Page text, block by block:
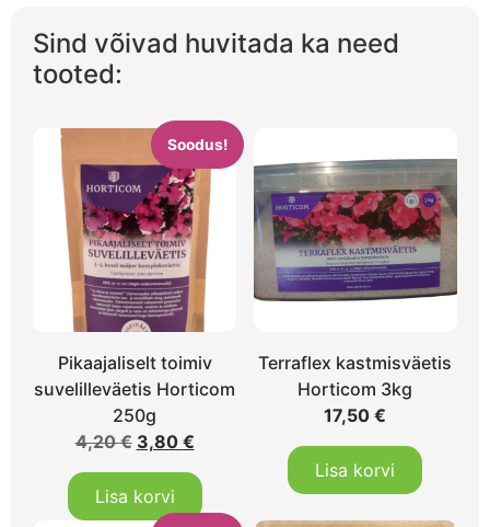
Sind võivad huvitada ka need
tooted:
Soodus!
Pikaajaliselt toimiv
suvelilleväetis Horticom
250g
4,20€ 3,80 €
Lisa korvi
Terraflex kastmisväetis
Horticom 3kg
17,50€
Lisa korvi